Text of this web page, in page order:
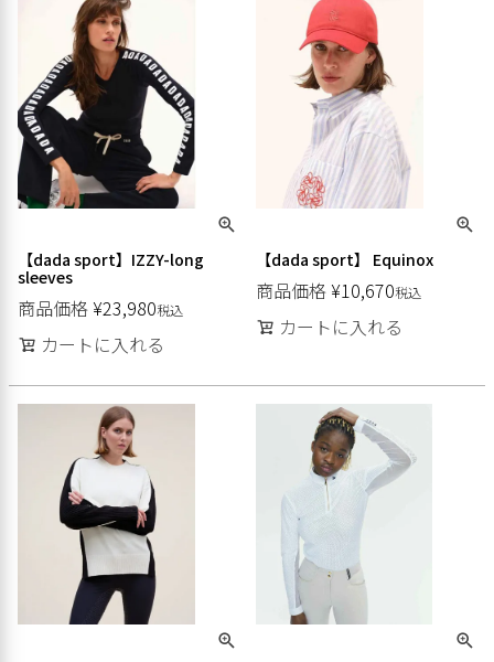
【dada sport】IZZY-long
sleeves
商品価格 ¥23,980税込
カートに入れる
【dada sport】 Equinox
商品価格 ¥10,670税込
カートに入れる